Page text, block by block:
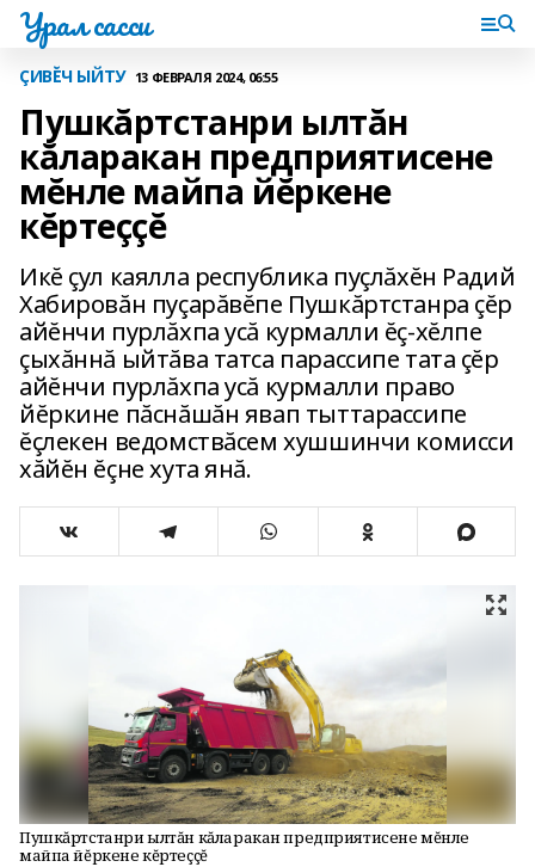
Урал сасси
ÇИВĔЧ ЫЙТУ 13 ФЕВРАЛЯ 2024, 06:55
Пушкăртстанри ылтăн
кăларакан предприятисене
мĕнле майпа йĕркене
кĕртеççĕ
Икĕ çул каялла республика пуçлăхĕн Радий
Хабировăн пуçарăвĕпе Пушкăртстанра çĕр
айĕнчи пурлăхпа усă курмалли ĕç-хĕлпе
çыхăннă ыйтăва татса парассипе тата çĕр
айĕнчи пурлăхпа усă курмалли право
йĕркине пăснăшăн явап тыттарассипе
ĕçлекен ведомствăсем хушшинчи комисси
хăйĕн ĕçне хута янă.
Пушкăртстанри ылтăн кăларакан предприятисене мĕнле
майпа йĕркене кĕртеççĕ